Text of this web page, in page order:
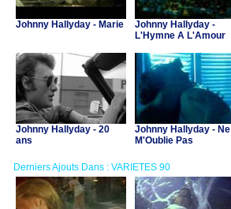
Johnny Hallyday - Marie
Johnny Hallyday -
L'Hymne A L'Amour
Johnny Hallyday - 20
ans
Johnny Hallyday - Ne
M'Oublie Pas
Derniers Ajouts Dans : VARIETES 90